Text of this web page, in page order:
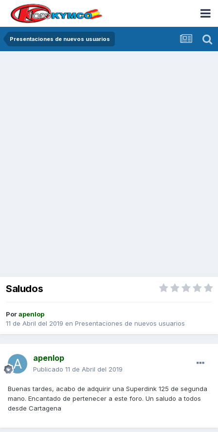
Presentaciones de nuevos usuarios
Saludos
Porapenlop
11 de Abril del 2019 en Presentaciones de nuevos usuarios
apenlop
Publicado 11 de Abril del 2019
Buenas tardes, acabo de adquirir una Superdink 125 de segunda
mano. Encantado de pertenecer a este foro. Un saludo a todos
desde Cartagena